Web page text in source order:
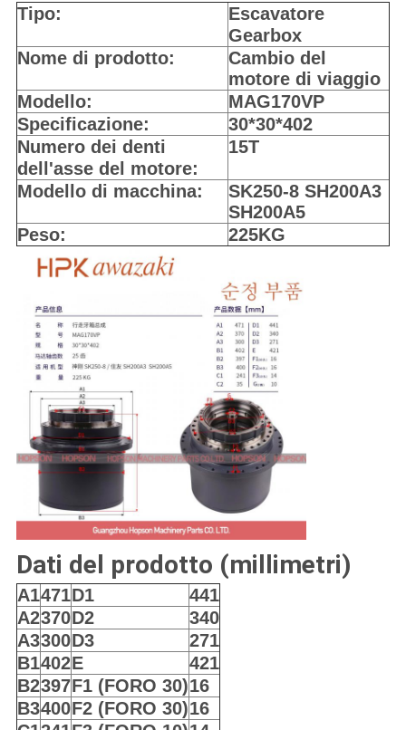
Tipo:
Escavatore
Gearbox
Nome di prodotto:
Cambio del
motore di viaggio
Modello:
MAG170VP
Specificazione:
30*30*402
Numero dei denti
dell'asse del motore:
15T
Modello di macchina:
SK250-8 SH200A3
SH200A5
Peso:
225KG
Dati del prodotto (millimetri)
A1471D1
441
A2370D2
340
A3300D3
271
B1402E
421
B2397F1 (FORO 30)16
B3400F2 (FORO 30)16